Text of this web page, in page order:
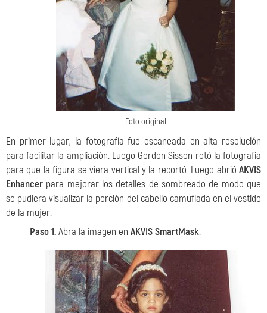
Foto original
En primer lugar, la fotografía fue escaneada en alta resolución
para facilitar la ampliación. Luego Gordon Sisson rotó la fotografía
para que la figura se viera vertical y la recortó. Luego abrió AKVIS
Enhancer para mejorar los detalles de sombreado de modo que
se pudiera visualizar la porción del cabello camuflada en el vestido
de la mujer.
Paso 1.Abra la imagen en AKVIS SmartMask.